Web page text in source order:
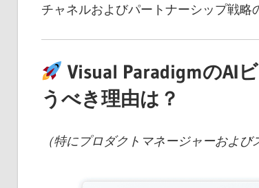
チャネルおよびパートナーシップ戦略
Visual ParadigmのAI
うべき理由は？
（特にプロダクトマネージャーおよび